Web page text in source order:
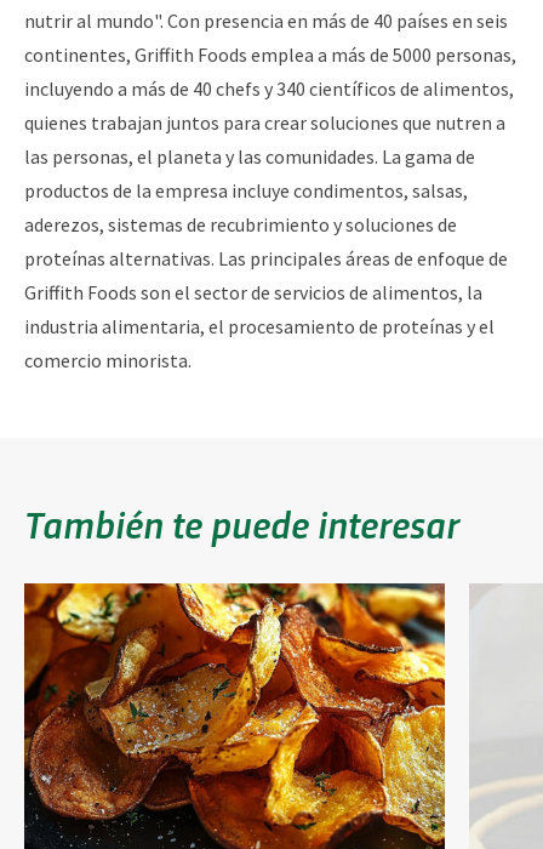
nutrir al mundo". Con presencia en más de 40 países en seis
continentes, Griffith Foods emplea a más de 5000 personas,
incluyendo a más de 40 chefs y 340 científicos de alimentos,
quienes trabajan juntos para crear soluciones que nutren a
las personas, el planeta y las comunidades. La gama de
productos de la empresa incluye condimentos, salsas,
aderezos, sistemas de recubrimiento y soluciones de
proteínas alternativas. Las principales áreas de enfoque de
Griffith Foods son el sector de servicios de alimentos, la
industria alimentaria, el procesamiento de proteínas y el
comercio minorista.
También te puede interesar